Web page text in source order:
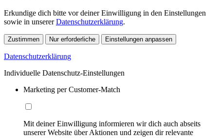
Erkundige dich bitte vor deiner Einwilligung in den Einstellungen
sowie in unsererDatenschutzerklärung.
Zustimmen Nur erforderliche Einstellungen anpassen
Datenschutzerklärung
Individuelle Datenschutz-Einstellungen
Marketing per Customer-Match
Mit deiner Einwilligung informieren wir dich auch abseits
unserer Website über Aktionen und zeigen dir relevante